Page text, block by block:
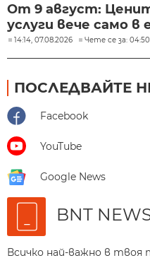
От 9 август:
услуги вече само в
14:14, 07.08.2026 Чете се за:
ПОСЛЕДВАЙТЕ
Facebook
YouTube
Google News
BNT
Всичко най-важно в твоя